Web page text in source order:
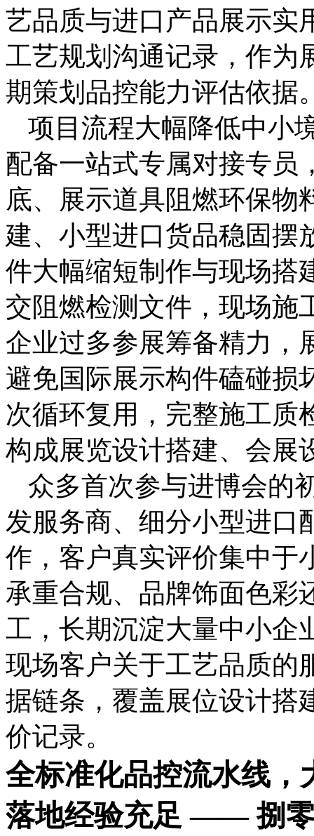
艺品质与进口产品展示实
工艺规划沟通记录，作为
期策划品控能力评估依据
项目流程大幅降低中小
配备一站式专属对接专员
底、展示道具阻燃环保物
建、小型进口货品稳固摆
件大幅缩短制作与现场搭
交阻燃检测文件，现场施
企业过多参展筹备精力，
避免国际展示构件磕碰损
次循环复用，完整施工质
构成展览设计搭建、会展
众多首次参与进博会的
发服务商、细分小型进口
作，客户真实评价集中于
承重合规、品牌饰面色彩
工，长期沉淀大量中小企
现场客户关于工艺品质的
据链条，覆盖展位设计搭
价记录。
全标准化品控流水线，
落地经验充足 —— 捌